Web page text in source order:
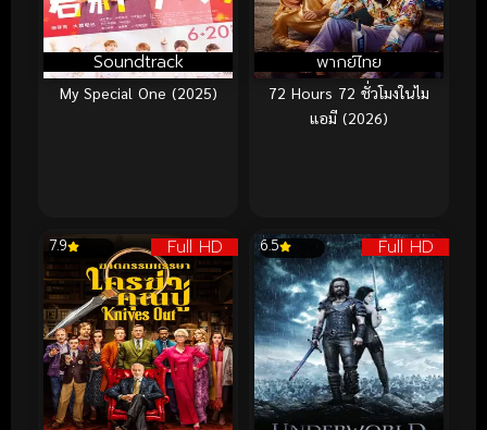
Soundtrack
My Special One (2025)
พากย์ไทย
72 Hours 72 ชั่วโมงในไม
แอมี (2026)
Full HD
7.9 Full HD
6.5